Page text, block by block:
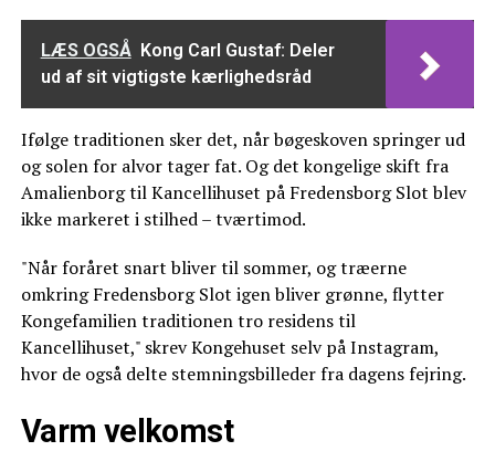
LÆS OGSÅ Kong Carl Gustaf: Deler
ud af sit vigtigste kærlighedsråd
Ifølge traditionen sker det, når bøgeskoven springer ud
og solen for alvor tager fat. Og det kongelige skift fra
Amalienborg til Kancellihuset på Fredensborg Slot blev
ikke markeret i stilhed – tværtimod.
"Når foråret snart bliver til sommer, og træerne
omkring Fredensborg Slot igen bliver grønne, flytter
Kongefamilien traditionen tro residens til
Kancellihuset," skrev Kongehuset selv på Instagram,
hvor de også delte stemningsbilleder fra dagens fejring.
Varm velkomst